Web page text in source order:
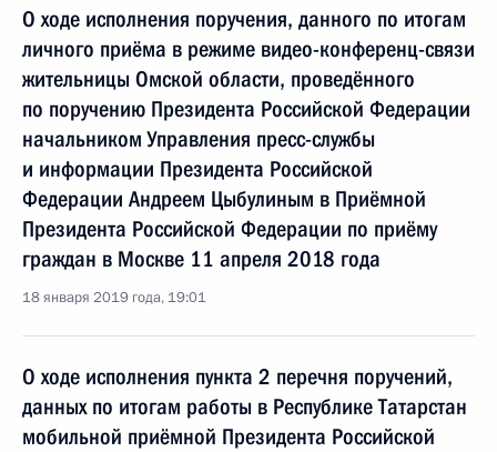
О ходе исполнения поручения, данного по итогам
личного приёма в режиме видео-конференц-связи
жительницы Омской области, проведённого
по поручению Президента Российской Федерации
начальником Управления пресс-службы
и информации Президента Российской
Федерации Андреем Цыбулиным в Приёмной
Президента Российской Федерации по приёму
граждан в Москве 11 апреля 2018 года
18 января 2019 года, 19:01
О ходе исполнения пункта 2 перечня поручений,
данных по итогам работы в Республике Татарстан
мобильной приёмной Президента Российской